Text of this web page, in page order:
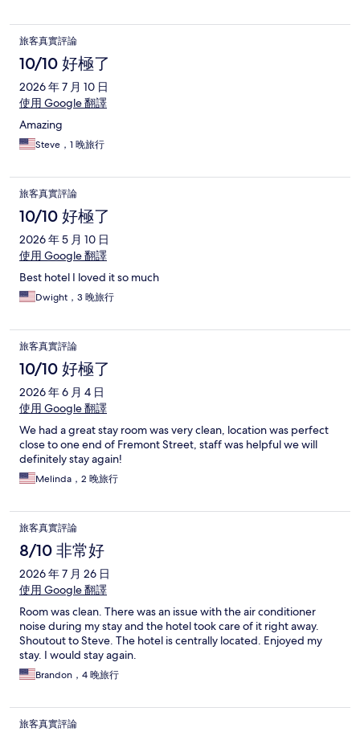
旅客真實評論
10/10 好極了
2026 年 7 月 10 日
使用 Google 翻譯
Amazing
Steve，1 晚旅行
旅客真實評論
10/10 好極了
2026 年 5 月 10 日
使用 Google 翻譯
Best hotel I loved it so much
Dwight，3 晚旅行
旅客真實評論
10/10 好極了
2026 年 6 月 4 日
使用 Google 翻譯
We had a great stay room was very clean, location was perfect
close to one end of Fremont Street, staff was helpful we will
definitely stay again!
Melinda，2 晚旅行
旅客真實評論
8/10 非常好
2026 年 7 月 26 日
使用 Google 翻譯
Room was clean. There was an issue with the air conditioner
noise during my stay and the hotel took care of it right away.
Shoutout to Steve. The hotel is centrally located. Enjoyed my
stay. I would stay again.
Brandon，4 晚旅行
旅客真實評論